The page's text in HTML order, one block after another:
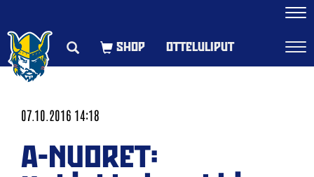
OTTELULIPUT
07.10.2016 14:18
A-NUORET: